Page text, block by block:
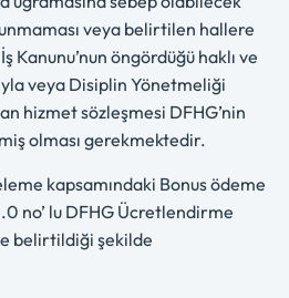
veya belirtilen hallere
Kanunu’nun öngördüğü haklı ve
veya Disiplin Yönetmeliği
hizmet sözleşmesi DFHG’nin
olması gerekmektedir.
kapsamındaki Bonus ödeme
no’ lu DFHG Ücretlendirme
belirtildiği şekilde